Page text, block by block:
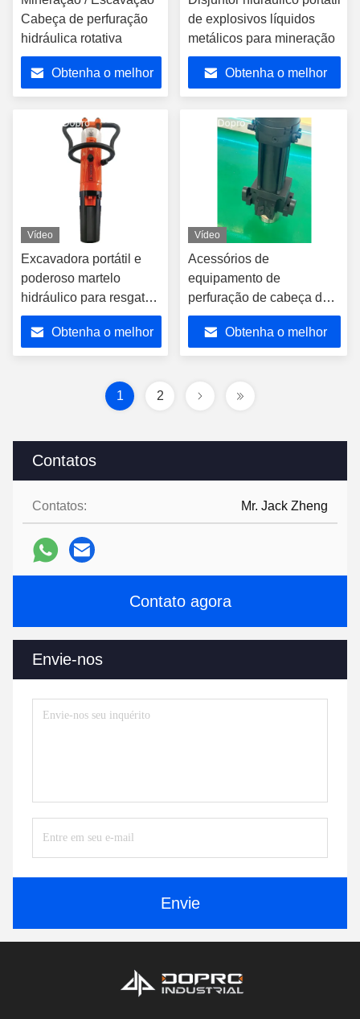
Contatos
Contatos: Mr. Jack Zheng
Contato agora
Envie-nos
Envie
Cabeça de perfuração
hidráulica rotativa
Obtenha o melhor
de explosivos líquidos
metálicos para mineração
Obtenha o melhor
Vídeo
Excavadora portátil e
poderoso martelo
hidráulico para resgate
de terremotos
Obtenha o melhor
Vídeo
Acessórios de
equipamento de
perfuração de cabeça de
perfuração rotativa
multifunçãoObtenha o melhor
1 2